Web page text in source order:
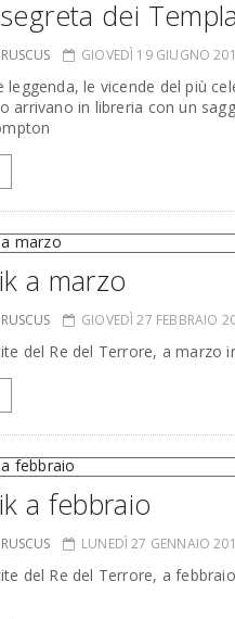
dei
GIOVEDÌ 19 GIUGNO
leggenda, le vicende del più
arrivano in libreria con un
a marzo
GIOVEDÌ 27 FEBBRAIO
del Re del Terrore, a marzo
a febbraio
LUNEDÌ 27 GENNAIO
del Re del Terrore, a